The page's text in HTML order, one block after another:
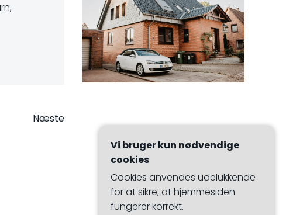
Næste
Vi bruger kun nødvendige
cookies
Cookies anvendes udelukkende
for at sikre, at hjemmesiden
fungerer korrekt.